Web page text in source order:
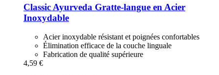
Classic Ayurveda Gratte-​langue en Acier
Inoxydable
Acier inoxydable résistant et poignées confortables
Élimination efficace de la couche linguale
Fabrication de qualité supérieure
4,59 €